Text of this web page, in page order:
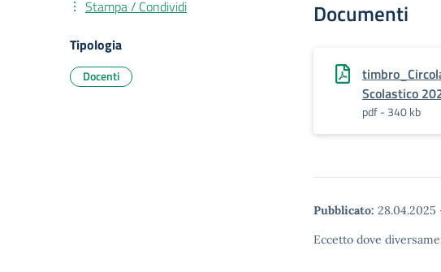
Documenti
Scolastico
pdf - 340 kb
Pubblicato: 28.04.2025
Eccetto dove
Stampa / Condividi
Tipologia
Docenti